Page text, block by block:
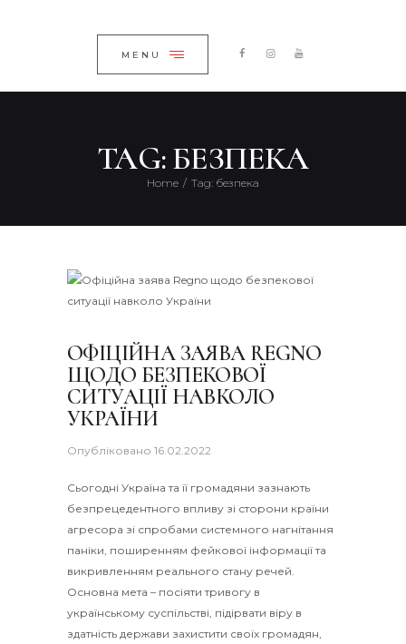
MENU
TAG: БЕЗПЕКА
Home Tag: безпека
КАТАЛОГ
ПРО КОМПАНІЮ
КОНТАКТИ
ОФІЦІЙНА ЗАЯВА REGNO
ЩОДО БЕЗПЕКОВОЇ
СИТУАЦІЇ НАВКОЛО
УКРАЇНИ
Опубліковано 16.02.2022
Сьогодні Україна та її громадяни зазнають
безпрецедентного впливу зі сторони країни
агресора зі спробами системного нагнітання
паніки, поширенням фейкової інформації та
викривленням реального стану речей.
Основна мета – посіяти тривогу в
українському суспільстві, підірвати віру в
здатність держави захистити своїх громадян,